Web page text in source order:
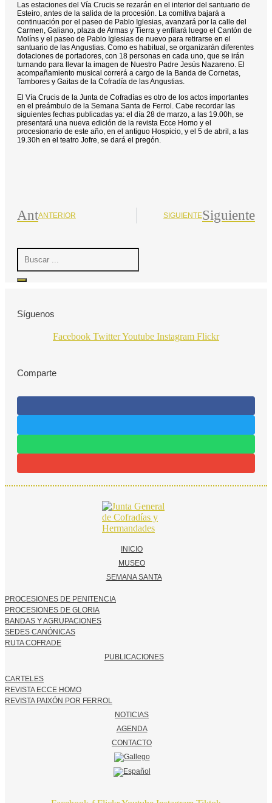
Las estaciones del Vía Crucis se rezarán en el interior del santuario de
Esteiro, antes de la salida de la procesión. La comitiva bajará a
continuación por el paseo de Pablo Iglesias, avanzará por la calle del
Carmen, Galiano, plaza de Armas y Tierra y enfilará luego el Cantón de
Molíns y el paseo de Pablo Iglesias de nuevo para retirarse en el
santuario de las Angustias. Como es habitual, se organizarán diferentes
dotaciones de portadores, con 18 personas en cada uno, que se irán
turnando para llevar la imagen de Nuestro Padre Jesús Nazareno. El
acompañamiento musical correrá a cargo de la Banda de Cornetas,
Tambores y Gaitas de la Cofradía de las Angustias.
El Vía Crucis de la Junta de Cofradías es otro de los actos importantes
en el preámbulo de la Semana Santa de Ferrol. Cabe recordar las
siguientes fechas publicadas ya: el día 28 de marzo, a las 19.00h, se
presentará una nueva edición de la revista Ecce Homo y el
procesionario de este año, en el antiguo Hospicio, y el 5 de abril, a las
19.30h en el teatro Jofre, se dará el pregón.
AntANTERIOR SIGUIENTESiguiente
Search
Síguenos
Facebook TwitterYoutube Instagram Flickr
Comparte
INICIO
MUSEO
SEMANA SANTA
PROCESIONES DE PENITENCIA
PROCESIONES DE GLORIA
BANDAS Y AGRUPACIONES
SEDES CANÓNICAS
RUTA COFRADE
PUBLICACIONES
CARTELES
REVISTA ECCE HOMO
REVISTA PAIXÓN POR FERROL
NOTICIAS
AGENDA
CONTACTO